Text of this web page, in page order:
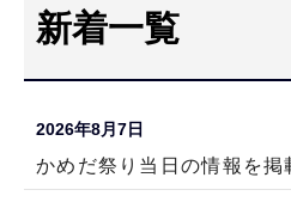
新着一覧
2026年8月7日
かめだ祭り当日の情報を掲